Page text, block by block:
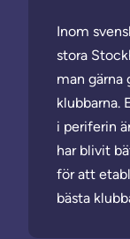
Inom
stora
man gärna
klubbarna.
i periferin
har blivit
för att
bästa